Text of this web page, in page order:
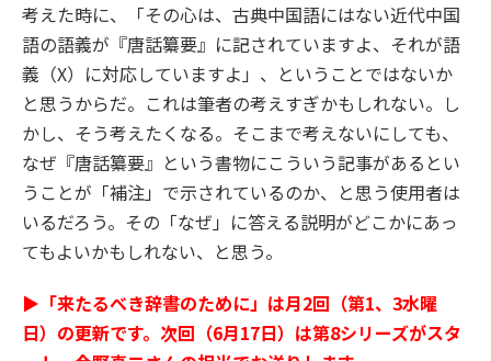
考えた時に、「その心は、古典中国語にはない近代中国
語の語義が『唐話纂要』に記されていますよ、それが語
義（X）に対応していますよ」、ということではないか
と思うからだ。これは筆者の考えすぎかもしれない。し
かし、そう考えたくなる。そこまで考えないにしても、
なぜ『唐話纂要』という書物にこういう記事があるとい
うことが「補注」で示されているのか、と思う使用者は
いるだろう。その「なぜ」に答える説明がどこかにあっ
てもよいかもしれない、と思う。
▶「来たるべき辞書のために」は月2回（第1、3水曜
日）の更新です。次回（6月17日）は第8シリーズがスタ